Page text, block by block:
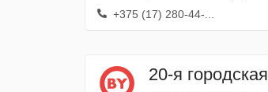
+375 (17) 280-44-...
20-я городская